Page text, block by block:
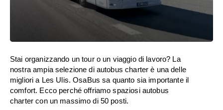
Stai organizzando un tour o un viaggio di lavoro? La
nostra ampia selezione di autobus charter è una delle
migliori a Les Ulis. OsaBus sa quanto sia importante il
comfort. Ecco perché offriamo spaziosi autobus
charter con un massimo di 50 posti.